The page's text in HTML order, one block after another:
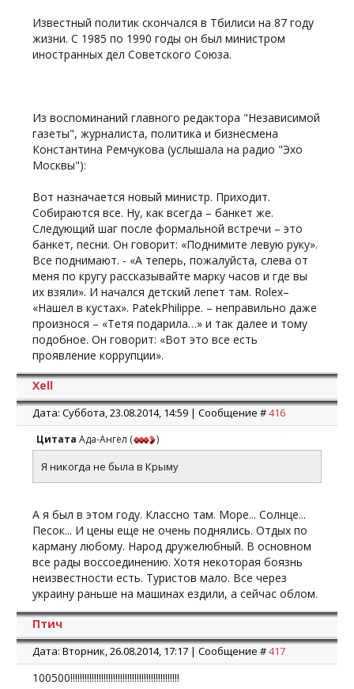
Известный политик скончался в Тбилиси на 87 году
жизни. С 1985 по 1990 годы он был министром
иностранных дел Советского Союза.
Из воспоминаний главного редактора "Независимой
газеты", журналиста, политика и бизнесмена
Константина Ремчукова (услышала на радио "Эхо
Москвы"):
Вот назначается новый министр. Приходит.
Собираются все. Ну, как всегда – банкет же.
Следующий шаг после формальной встречи – это
банкет, песни. Он говорит: «Поднимите левую руку».
Все поднимают. - «А теперь, пожалуйста, слева от
меня по кругу рассказывайте марку часов и где вы
их взяли». И начался детский лепет там. Rolex–
«Нашел в кустах». PatekPhilippe. – неправильно даже
произнося – «Тетя подарила…» и так далее и тому
подобное. Он говорит: «Вот это все есть
проявление коррупции».
Xell
Дата: Суббота, 23.08.2014, 14:59 | Сообщение #416
Цитата Ада-Ангел ( )
Я никогда не была в Крыму
А я был в этом году. Классно там. Море... Солнце...
Песок... И цены еще не очень поднялись. Отдых по
карману любому. Народ дружелюбный. В основном
все рады воссоединению. Хотя некоторая боязнь
неизвестности есть. Туристов мало. Все через
украину раньше на машинах ездили, а сейчас облом.
Птич
Дата: Вторник, 26.08.2014, 17:17 | Сообщение #417
100500!!!!!!!!!!!!!!!!!!!!!!!!!!!!!!!!!!!!!!!!!!!!!!